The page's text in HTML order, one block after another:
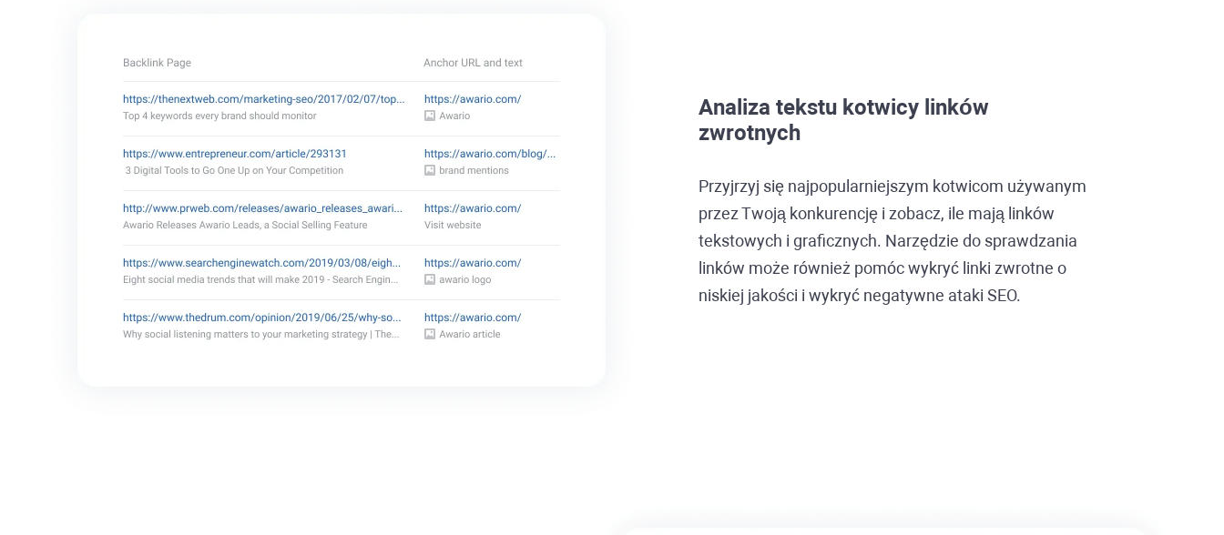
Analiza tekstu kotwicy linków
zwrotnych
Przyjrzyj się najpopularniejszym kotwicom używanym
przez Twoją konkurencję i zobacz, ile mają linków
tekstowych i graficznych. Narzędzie do sprawdzania
linków może również pomóc wykryć linki zwrotne o
niskiej jakości i wykryć negatywne ataki SEO.